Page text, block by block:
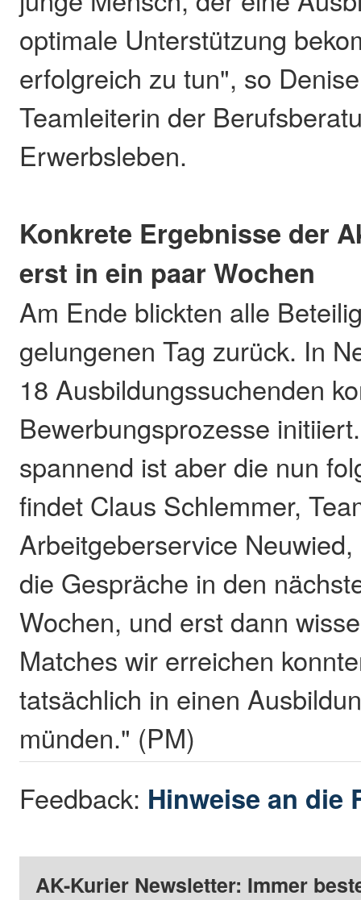
optimale Unterstützung
erfolgreich zu tun", so
Teamleiterin der
Erwerbsleben.
Konkrete Ergebnisse der
erst in ein paar Wochen
Am Ende blickten alle
gelungenen Tag zurück. In
18 Ausbildungssuchenden
Bewerbungsprozesse
spannend ist aber die nun
findet Claus Schlemmer,
Arbeitgeberservice
die Gespräche in den
Wochen, und erst dann
Matches wir erreichen
tatsächlich in einen
münden." (PM)
Feedback: Hinweise an die
AK-Kurier Newsletter: Immer